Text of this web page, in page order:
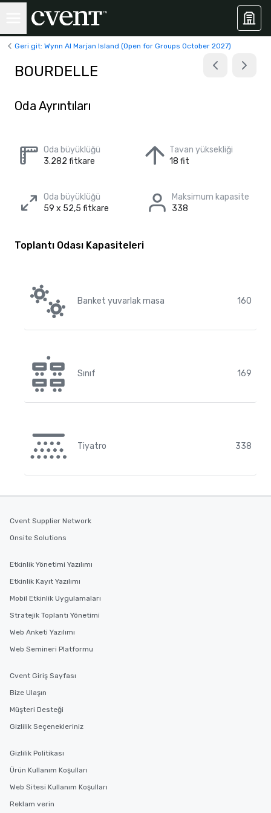
Geri git: Wynn Al Marjan Island (Open for Groups October 2027)
BOURDELLE
Oda Ayrıntıları
Oda büyüklüğü
3.282 fitkare
Tavan yüksekliği
18 fit
Oda büyüklüğü
59 x 52,5 fitkare
Maksimum kapasite
338
Toplantı Odası Kapasiteleri
Banket yuvarlak masa 160
Sınıf 169
Tiyatro 338
Cvent Supplier Network
Onsite Solutions
Etkinlik Yönetimi Yazılımı
Etkinlik Kayıt Yazılımı
Mobil Etkinlik Uygulamaları
Stratejik Toplantı Yönetimi
Web Anketi Yazılımı
Web Semineri Platformu
Cvent Giriş Sayfası
Bize Ulaşın
Müşteri Desteği
Gizlilik Seçenekleriniz
Gizlilik Politikası
Ürün Kullanım Koşulları
Web Sitesi Kullanım Koşulları
Reklam verin